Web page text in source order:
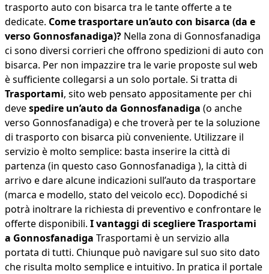
trasporto auto con bisarca tra le tante offerte a te
dedicate. Come trasportare un’auto con bisarca (da e
verso Gonnosfanadiga)? Nella zona di Gonnosfanadiga
ci sono diversi corrieri che offrono spedizioni di auto con
bisarca. Per non impazzire tra le varie proposte sul web
è sufficiente collegarsi a un solo portale. Si tratta di
Trasportami, sito web pensato appositamente per chi
devespedire un’auto da Gonnosfanadiga (o anche
verso Gonnosfanadiga) e che troverà per te la soluzione
di trasporto con bisarca più conveniente. Utilizzare il
servizio è molto semplice: basta inserire la città di
partenza (in questo caso Gonnosfanadiga ), la città di
arrivo e dare alcune indicazioni sull’auto da trasportare
(marca e modello, stato del veicolo ecc). Dopodiché si
potrà inoltrare la richiesta di preventivo e confrontare le
offerte disponibili. I vantaggi di scegliere Trasportami
a Gonnosfanadiga Trasportami è un servizio alla
portata di tutti. Chiunque può navigare sul suo sito dato
che risulta molto semplice e intuitivo. In pratica il portale